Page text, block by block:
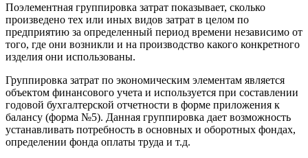
Поэлементная группировка затрат показывает, сколько
произведено тех или иных видов затрат в целом по
предприятию за определенный период времени независимо от
того, где они возникли и на производство какого конкретного
изделия они использованы.
Группировка затрат по экономическим элементам является
объектом финансового учета и используется при составлении
годовой бухгалтерской отчетности в форме приложения к
балансу (форма №5). Данная группировка дает возможность
устанавливать потребность в основных и оборотных фондах,
определении фонда оплаты труда и т.д.